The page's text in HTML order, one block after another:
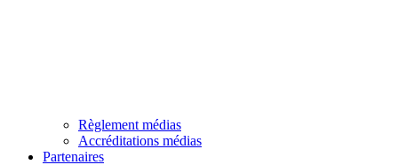
Règlement médias
Accréditations médias
Partenaires